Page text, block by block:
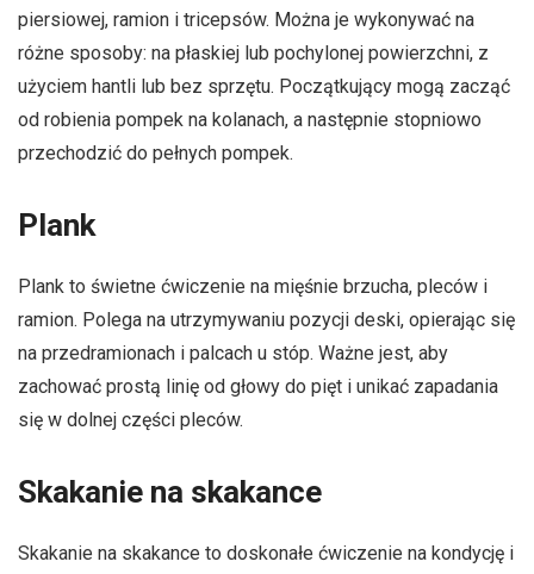
piersiowej, ramion i tricepsów. Można je wykonywać na
różne sposoby: na płaskiej lub pochylonej powierzchni, z
użyciem hantli lub bez sprzętu. Początkujący mogą zacząć
od robienia pompek na kolanach, a następnie stopniowo
przechodzić do pełnych pompek.
Plank
Plank to świetne ćwiczenie na mięśnie brzucha, pleców i
ramion. Polega na utrzymywaniu pozycji deski, opierając się
na przedramionach i palcach u stóp. Ważne jest, aby
zachować prostą linię od głowy do pięt i unikać zapadania
się w dolnej części pleców.
Skakanie na skakance
Skakanie na skakance to doskonałe ćwiczenie na kondycję i